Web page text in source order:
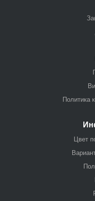
Политика
Цвет